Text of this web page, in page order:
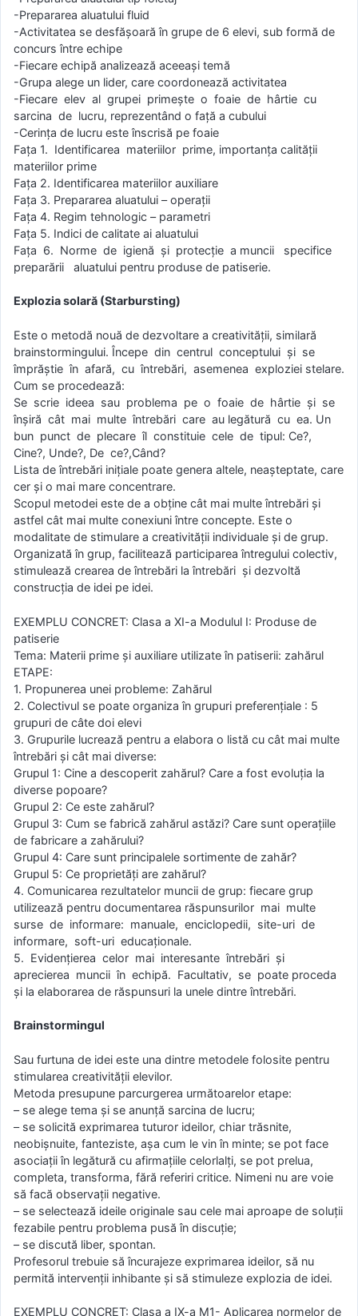
-Prepararea aluatului fluid
-Activitatea se desfăşoară în grupe de 6 elevi, sub formă de
concurs între echipe
-Fiecare echipă analizează aceeaşi temă
-Grupa alege un lider, care coordonează activitatea
-Fiecare elev al grupei primeşte o foaie de hârtie cu
sarcina de lucru, reprezentând o faţă a cubului
-Cerinţa de lucru este înscrisă pe foaie
Faţa 1. Identificarea materiilor prime, importanţa calităţii
materiilor prime
Faţa 2. Identificarea materiilor auxiliare
Faţa 3. Prepararea aluatului – operaţii
Faţa 4. Regim tehnologic – parametri
Faţa 5. Indici de calitate ai aluatului
Faţa 6. Norme de igienă şi protecţie a muncii specifice
preparării aluatului pentru produse de patiserie.
Explozia solară (Starbursting)
Este o metodă nouă de dezvoltare a creativităţii, similară
brainstormingului. Începe din centrul conceptului şi se
împrăştie în afară, cu întrebări, asemenea exploziei stelare.
Cum se procedează:
Se scrie ideea sau problema pe o foaie de hârtie şi se
înşiră cât mai multe întrebări care au legătură cu ea. Un
bun punct de plecare îl constituie cele de tipul: Ce?,
Cine?, Unde?, De ce?,Când?
Lista de întrebări iniţiale poate genera altele, neaşteptate, care
cer şi o mai mare concentrare.
Scopul metodei este de a obţine cât mai multe întrebări şi
astfel cât mai multe conexiuni între concepte. Este o
modalitate de stimulare a creativităţii individuale şi de grup.
Organizată în grup, facilitează participarea întregului colectiv,
stimulează crearea de întrebări la întrebări și dezvoltă
construcţia de idei pe idei.
EXEMPLU CONCRET: Clasa a XI-a Modulul I: Produse de
patiserie
Tema: Materii prime și auxiliare utilizate în patiserii: zahărul
ETAPE:
1. Propunerea unei probleme: Zahărul
2. Colectivul se poate organiza în grupuri preferenţiale : 5
grupuri de câte doi elevi
3. Grupurile lucrează pentru a elabora o listă cu cât mai multe
întrebări şi cât mai diverse:
Grupul 1: Cine a descoperit zahărul? Care a fost evoluţia la
diverse popoare?
Grupul 2: Ce este zahărul?
Grupul 3: Cum se fabrică zahărul astăzi? Care sunt operaţiile
de fabricare a zahărului?
Grupul 4: Care sunt principalele sortimente de zahăr?
Grupul 5: Ce proprietăţi are zahărul?
4. Comunicarea rezultatelor muncii de grup: fiecare grup
utilizează pentru documentarea răspunsurilor mai multe
surse de informare: manuale, enciclopedii, site-uri de
informare, soft-uri educaţionale.
5. Evidenţierea celor mai interesante întrebări şi
aprecierea muncii în echipă. Facultativ, se poate proceda
şi la elaborarea de răspunsuri la unele dintre întrebări.
Brainstormingul
Sau furtuna de idei este una dintre metodele folosite pentru
stimularea creativităţii elevilor.
Metoda presupune parcurgerea următoarelor etape:
– se alege tema şi se anunţă sarcina de lucru;
– se solicită exprimarea tuturor ideilor, chiar trăsnite,
neobişnuite, fanteziste, aşa cum le vin în minte; se pot face
asociaţii în legătură cu afirmaţiile celorlalţi, se pot prelua,
completa, transforma, fără referiri critice. Nimeni nu are voie
să facă observaţii negative.
– se selectează ideile originale sau cele mai aproape de soluţii
fezabile pentru problema pusă în discuţie;
– se discută liber, spontan.
Profesorul trebuie să încurajeze exprimarea ideilor, să nu
permită intervenţii inhibante şi să stimuleze explozia de idei.
EXEMPLU CONCRET: Clasa a IX-a M1- Aplicarea normelor de